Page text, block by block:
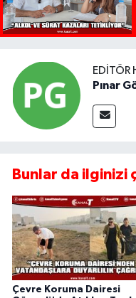
EDITÖR
Pınar
Bunlar da ilginizi
Çevre Koruma Dairesi